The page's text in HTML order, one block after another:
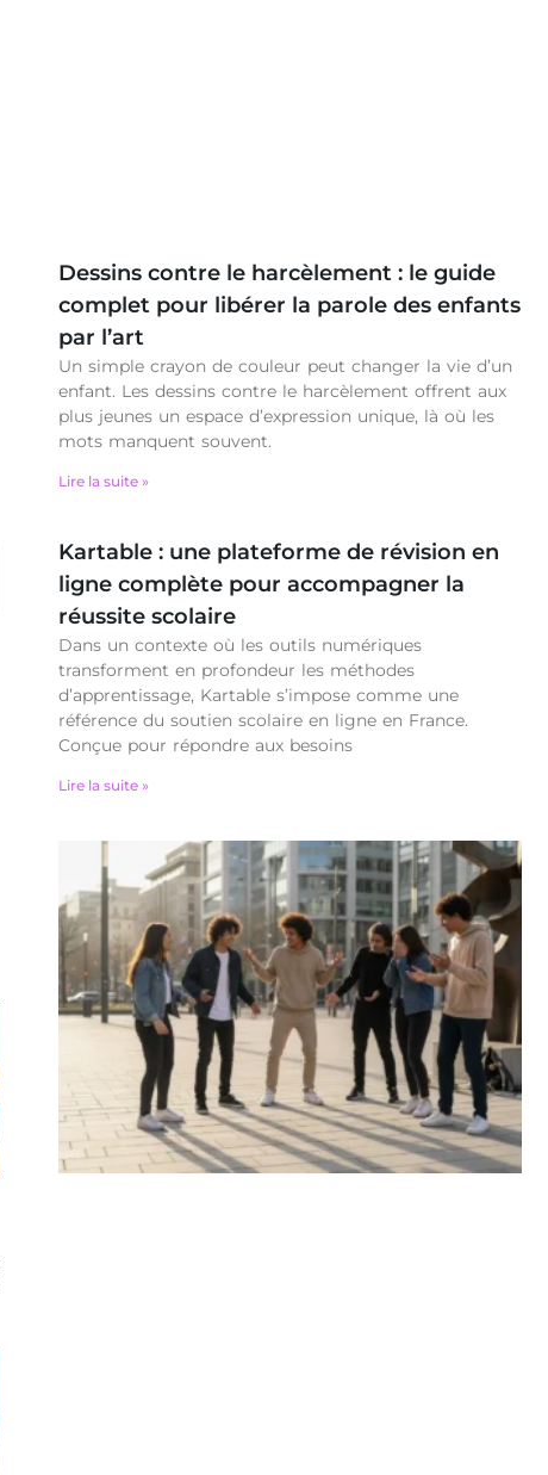
Dessins contre le harcèlement : le guide
complet pour libérer la parole des enfants
par l’art
Un simple crayon de couleur peut changer la vie d’un
enfant. Les dessins contre le harcèlement offrent aux
plus jeunes un espace d’expression unique, là où les
mots manquent souvent.
Lire la suite »
Kartable : une plateforme de révision en
ligne complète pour accompagner la
réussite scolaire
Dans un contexte où les outils numériques
transforment en profondeur les méthodes
d’apprentissage, Kartable s’impose comme une
référence du soutien scolaire en ligne en France.
Conçue pour répondre aux besoins
Lire la suite »